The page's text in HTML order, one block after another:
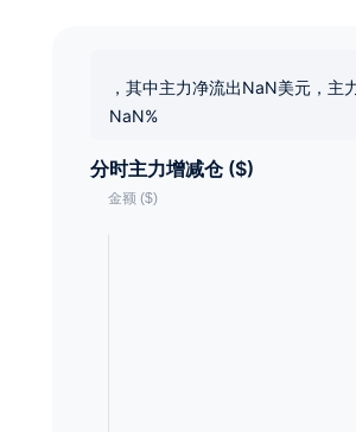
，其中主力净流出NaN美元，主
NaN%
分时主力增减仓 ($)